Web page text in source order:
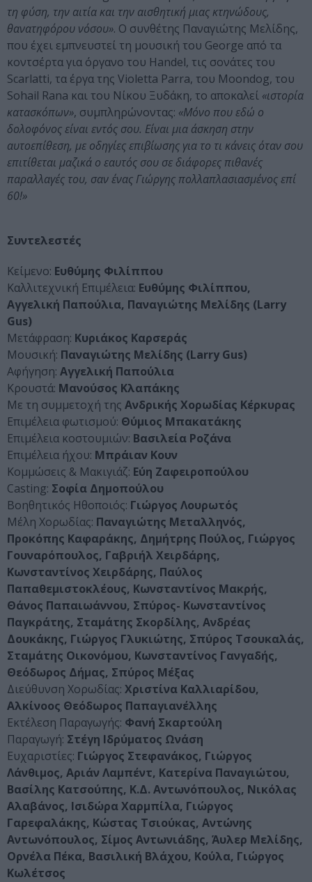
τη φύση, την αιτία και την αισθητική μιας κτηνώδους,
θανατηφόρου νόσου». Ο συνθέτης Παναγιώτης Μελίδης,
που έχει εμπνευστεί τη μουσική του George από τα
κοντσέρτα για όργανο του Handel, τις σονάτες του
Scarlatti, τα έργα της Violetta Parra, του Moondog, του
Sohail Rana και του Νίκου Ξυδάκη, το αποκαλεί «ιστορία
κατασκόπων», συμπληρώνοντας: «Μόνο που εδώ ο
δολοφόνος είναι εντός σου. Είναι μια άσκηση στην
αυτοεπίθεση, με οδηγίες επιβίωσης για το τι κάνεις όταν σου
επιτίθεται μαζικά ο εαυτός σου σε διάφορες πιθανές
παραλλαγές του, σαν ένας Γιώργης πολλαπλασιασμένος επί
60!»
Συντελεστές
Κείμενο: Ευθύμης Φιλίππου
Καλλιτεχνική Επιμέλεια: Ευθύμης Φιλίππου,
Αγγελική Παπούλια, Παναγιώτης Μελίδης (Larry
Gus)
Μετάφραση: Κυριάκος Καρσεράς
Μουσική: Παναγιώτης Μελίδης (Larry Gus)
Αφήγηση: Αγγελική Παπούλια
Κρουστά: Μανούσος Κλαπάκης
Με τη συμμετοχή της Ανδρικής Χορωδίας Κέρκυρας
Επιμέλεια φωτισμού: Θύμιος Μπακατάκης
Επιμέλεια κοστουμιών: Βασιλεία Ροζάνα
Επιμέλεια ήχου: Μπράιαν Κουν
Κομμώσεις & Μακιγιάζ: Εύη Ζαφειροπούλου
Casting: Σοφία Δημοπούλου
Βοηθητικός Ηθοποιός: Γιώργος Λουρωτός
Mέλη Χορωδίας: Παναγιώτης Μεταλληνός,
Προκόπης Καφαράκης, Δημήτρης Πούλος, Γιώργος
Γουναρόπουλος, Γαβριήλ Χειρδάρης,
Κωνσταντίνος Χειρδάρης, Παύλος
Παπαθεμιστοκλέους, Κωνσταντίνος Μακρής,
Θάνος Παπαιωάννου, Σπύρος- Κωνσταντίνος
Παγκράτης, Σταμάτης Σκορδίλης, Ανδρέας
Δουκάκης, Γιώργος Γλυκιώτης, Σπύρος Τσουκαλάς,
Σταμάτης Οικονόμου, Κωνσταντίνος Γανγαδής,
Θεόδωρος Δήμας, Σπύρος Μέξας
Διεύθυνση Χορωδίας: Χριστίνα Καλλιαρίδου,
Αλκίνοος Θεόδωρος Παπαγιανέλλης
Εκτέλεση Παραγωγής: Φανή Σκαρτούλη
Παραγωγή: Στέγη Ιδρύματος Ωνάση
Ευχαριστίες: Γιώργος Στεφανάκος, Γιώργος
Λάνθιμος, Αριάν Λαμπέντ, Κατερίνα Παναγιώτου,
Βασίλης Κατσούπης, Κ.Δ. Αντωνόπουλος, Νικόλας
Αλαβάνος, Ισιδώρα Χαρμπίλα, Γιώργος
Γαρεφαλάκης, Κώστας Τσιούκας, Αντώνης
Αντωνόπουλος, Σίμος Αντωνιάδης, Άυλερ Μελίδης,
Ορνέλα Πέκα, Βασιλική Βλάχου, Κούλα, Γιώργος
Κωλέτσος